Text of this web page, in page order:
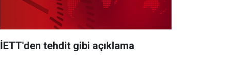
İETT'den tehdit gibi açıklama